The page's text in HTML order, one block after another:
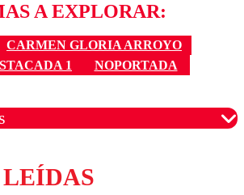
A EXPLORAR:
CARMEN GLORIA ARROYO
1
NOPORTADA
son moderados para garantizar un
diálogo respetuoso.